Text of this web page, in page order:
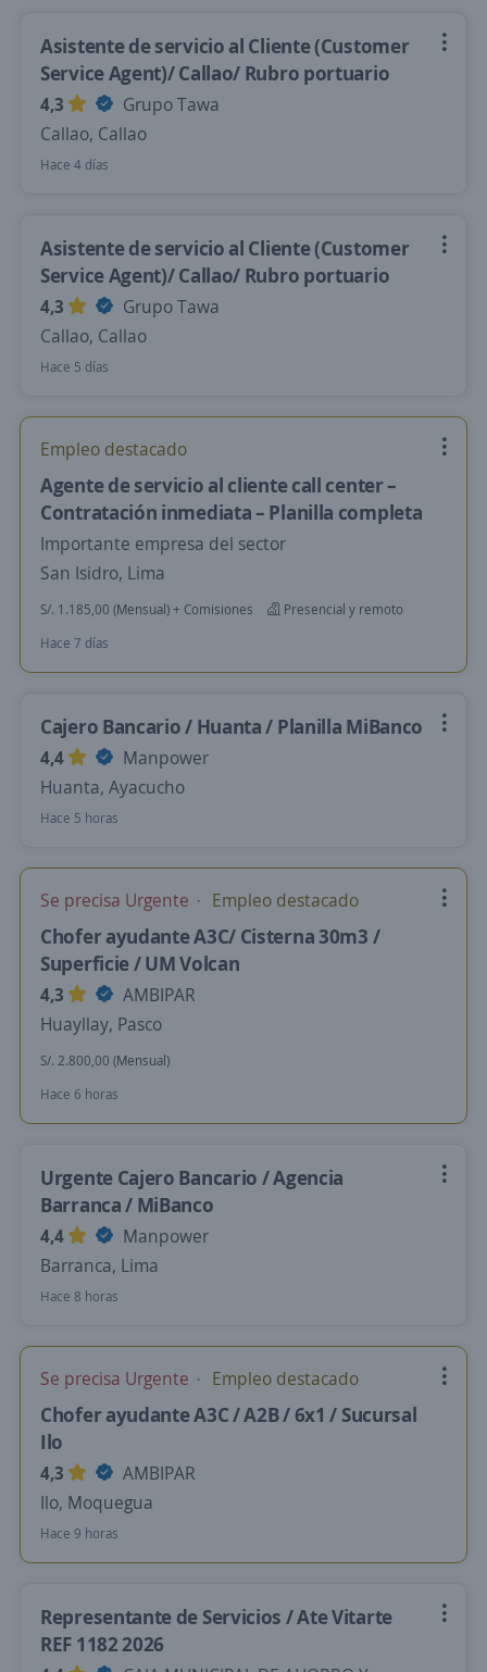
Asistente de servicio al Cliente (Customer
Service Agent)/ Callao/ Rubro portuario
4,3
Grupo Tawa
Callao, Callao
Hace 4 días
Asistente de servicio al Cliente (Customer
Service Agent)/ Callao/ Rubro portuario
4,3
Grupo Tawa
Callao, Callao
Hace 5 días
Empleo destacado
Agente de servicio al cliente call center –
Contratación inmediata – Planilla completa
Importante empresa del sector
San Isidro, Lima
S/. 1.185,00 (Mensual) + Comisiones
Presencial y remoto
Hace 7 días
Cajero Bancario / Huanta / Planilla MiBanco
4,4
Manpower
Huanta, Ayacucho
Hace 5 horas
Se precisa Urgente Empleo destacado
Chofer ayudante A3C/ Cisterna 30m3 /
Superficie / UM Volcan
4,3
AMBIPAR
Huayllay, Pasco
S/. 2.800,00 (Mensual)
Hace 6 horas
Urgente Cajero Bancario / Agencia
Barranca / MiBanco
4,4
Manpower
Barranca, Lima
Hace 8 horas
Se precisa Urgente Empleo destacado
Chofer ayudante A3C / A2B / 6x1 / Sucursal
Ilo
4,3
AMBIPAR
Ilo, Moquegua
Hace 9 horas
Representante de Servicios / Ate Vitarte
REF 1182 2026